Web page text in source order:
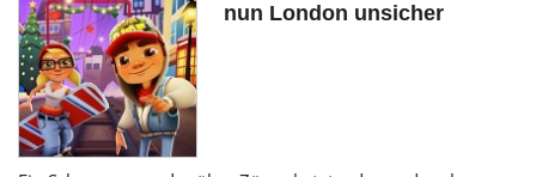
nun London unsicher